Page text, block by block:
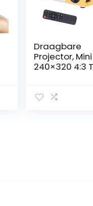
Draagbare
Projector, Mini
240×320 4:3
Grootbeeld